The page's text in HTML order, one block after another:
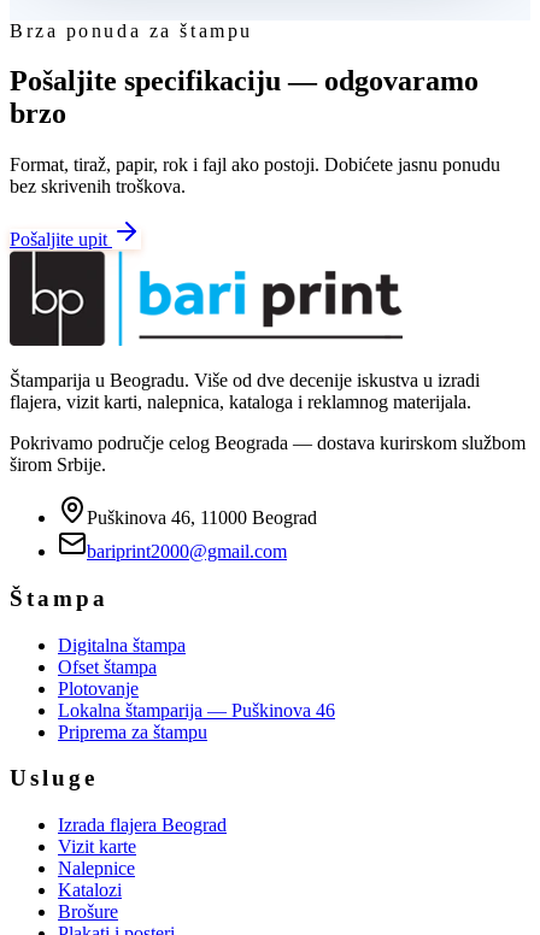
Brza ponuda za štampu
Pošaljite specifikaciju — odgovaramo
brzo
Format, tiraž, papir, rok i fajl ako postoji. Dobićete jasnu ponudu
bez skrivenih troškova.
Pošaljite upit
Štamparija u Beogradu. Više od dve decenije iskustva u izradi
flajera, vizit karti, nalepnica, kataloga i reklamnog materijala.
Pokrivamo područje celog Beograda — dostava kurirskom službom
širom Srbije.
Puškinova 46, 11000 Beograd
bariprint2000@gmail.com
Štampa
Digitalna štampa
Ofset štampa
Plotovanje
Lokalna štamparija — Puškinova 46
Priprema za štampu
Usluge
Izrada flajera Beograd
Vizit karte
Nalepnice
Katalozi
Brošure